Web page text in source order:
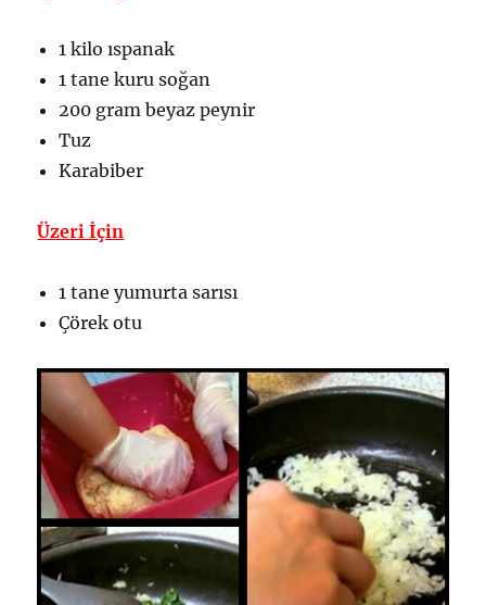
1 kilo ıspanak
1 tane kuru soğan
200 gram beyaz peynir
Tuz
Karabiber
Üzeri İçin
1 tane yumurta sarısı
Çörek otu